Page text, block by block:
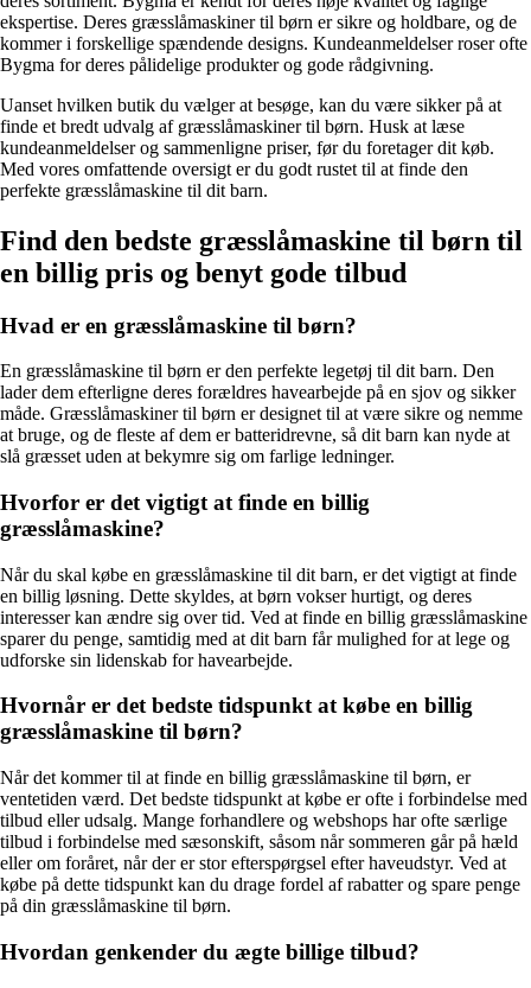
ekspertise. Deres græsslåmaskiner til børn er sikre og holdbare, og de
kommer i forskellige spændende designs. Kundeanmeldelser roser ofte
Bygma for deres pålidelige produkter og gode rådgivning.
Uanset hvilken butik du vælger at besøge, kan du være sikker på at
finde et bredt udvalg af græsslåmaskiner til børn. Husk at læse
kundeanmeldelser og sammenligne priser, før du foretager dit køb.
Med vores omfattende oversigt er du godt rustet til at finde den
perfekte græsslåmaskine til dit barn.
Find den bedste græsslåmaskine til børn til
en billig pris og benyt gode tilbud
Hvad er en græsslåmaskine til børn?
En græsslåmaskine til børn er den perfekte legetøj til dit barn. Den
lader dem efterligne deres forældres havearbejde på en sjov og sikker
måde. Græsslåmaskiner til børn er designet til at være sikre og nemme
at bruge, og de fleste af dem er batteridrevne, så dit barn kan nyde at
slå græsset uden at bekymre sig om farlige ledninger.
Hvorfor er det vigtigt at finde en billig
græsslåmaskine?
Når du skal købe en græsslåmaskine til dit barn, er det vigtigt at finde
en billig løsning. Dette skyldes, at børn vokser hurtigt, og deres
interesser kan ændre sig over tid. Ved at finde en billig græsslåmaskine
sparer du penge, samtidig med at dit barn får mulighed for at lege og
udforske sin lidenskab for havearbejde.
Hvornår er det bedste tidspunkt at købe en billig
græsslåmaskine til børn?
Når det kommer til at finde en billig græsslåmaskine til børn, er
ventetiden værd. Det bedste tidspunkt at købe er ofte i forbindelse med
tilbud eller udsalg. Mange forhandlere og webshops har ofte særlige
tilbud i forbindelse med sæsonskift, såsom når sommeren går på hæld
eller om foråret, når der er stor efterspørgsel efter haveudstyr. Ved at
købe på dette tidspunkt kan du drage fordel af rabatter og spare penge
på din græsslåmaskine til børn.
Hvordan genkender du ægte billige tilbud?